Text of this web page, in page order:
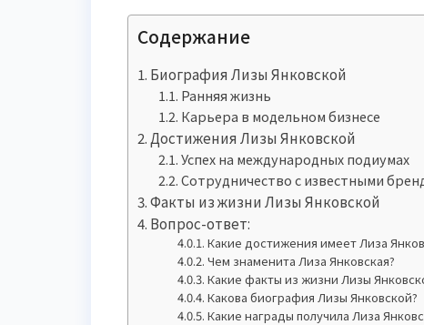
Содержание
Биография Лизы Янковской
Ранняя жизнь
Карьера в модельном бизнесе
Достижения Лизы Янковской
Успех на международных подиумах
Сотрудничество с известными
Факты из жизни Лизы Янковской
Вопрос-ответ:
Какие достижения имеет Лиза
Чем знаменита Лиза Янковская?
Какие факты из жизни Лизы
Какова биография Лизы Янковской?
Какие награды получила Лиза